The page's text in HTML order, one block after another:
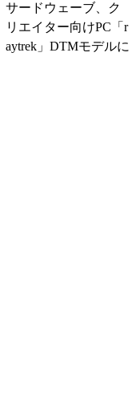
サードウェーブ、ク
リエイター向けPC「r
aytrek」DTMモデルに